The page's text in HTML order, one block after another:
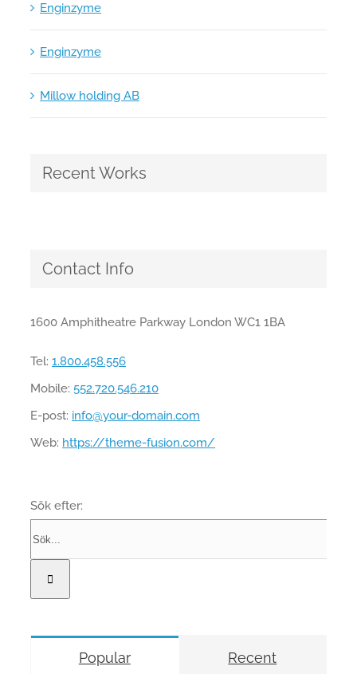
Enginzyme
Enginzyme
Millow holding AB
Recent Works
Contact Info
1600 Amphitheatre Parkway London WC1 1BA
Tel: 1.800.458.556
Mobile: 552.720.546.210
E-post: info@your-domain.com
Web: https://theme-fusion.com/
Sök efter:
Popular Recent